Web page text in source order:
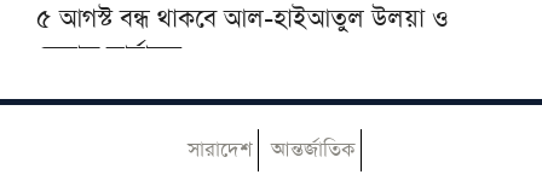
৫ আগস্ট বন্ধ থাকবে আল-হাইআতুল উলয়া ও
বেফাক কার্যালয়
হেজবুত তাওহীদ কেন ভ্রান্ত, কী তাদের আকিদা
সারাদেশ আন্তর্জাতিক